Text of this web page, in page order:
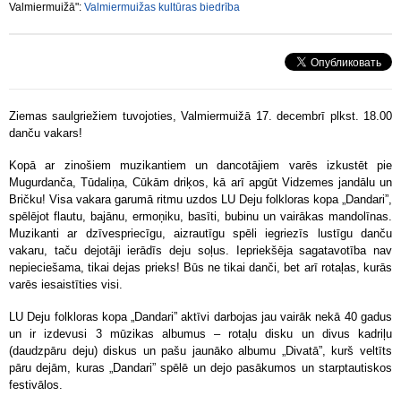
Valmiermuižā": Valmiermuižas kultūras biedrība
Ziemas saulgriežiem tuvojoties, Valmiermuižā 17. decembrī plkst. 18.00
danču vakars!
Kopā ar zinošiem muzikantiem un dancotājiem varēs izkustēt pie
Mugurdanča, Tūdaliņa, Cūkām driķos, kā arī apgūt Vidzemes jandālu un
Bričku! Visa vakara garumā ritmu uzdos LU Deju folkloras kopa „Dandari”,
spēlējot flautu, bajānu, ermoņiku, basīti, bubinu un vairākas mandolīnas.
Muzikanti ar dzīvespriecīgu, aizrautīgu spēli iegriezīs lustīgu danču
vakaru, taču dejotāji ierādīs deju soļus. Iepriekšēja sagatavotība nav
nepieciešama, tikai dejas prieks! Būs ne tikai danči, bet arī rotaļas, kurās
varēs iesaistīties visi.
LU Deju folkloras kopa „Dandari” aktīvi darbojas jau vairāk nekā 40 gadus
un ir izdevusi 3 mūzikas albumus – rotaļu disku un divus kadriļu
(daudzpāru deju) diskus un pašu jaunāko albumu „Divatā”, kurš veltīts
pāru dejām, kuras „Dandari” spēlē un dejo pasākumos un starptautiskos
festivālos.